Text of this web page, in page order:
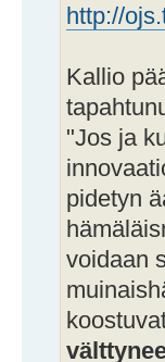
http://
Kallio
"Jos ja
pidetyn
voidaan